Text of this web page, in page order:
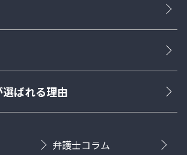
ばれる理由
弁護士コラム